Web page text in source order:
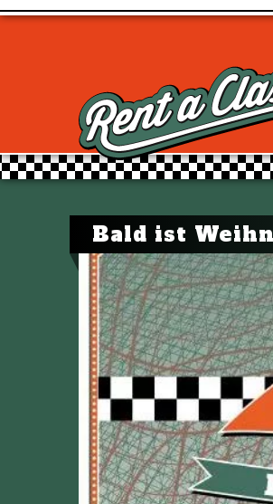
Bald ist